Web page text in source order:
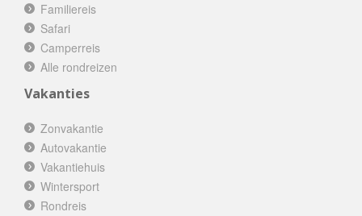
Familiereis
Safari
Camperreis
Alle rondreizen
Vakanties
Zonvakantie
Autovakantie
Vakantiehuis
Wintersport
Rondreis